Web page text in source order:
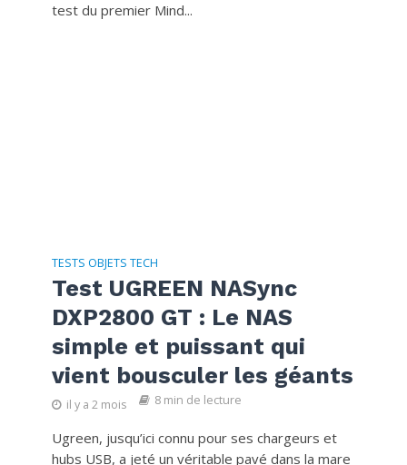
test du premier Mind...
TESTS OBJETS TECH
Test UGREEN NASync
DXP2800 GT : Le NAS
simple et puissant qui
vient bousculer les géants
il y a 2 mois 8 min de lecture
Ugreen, jusqu’ici connu pour ses chargeurs et
hubs USB, a jeté un véritable pavé dans la mare